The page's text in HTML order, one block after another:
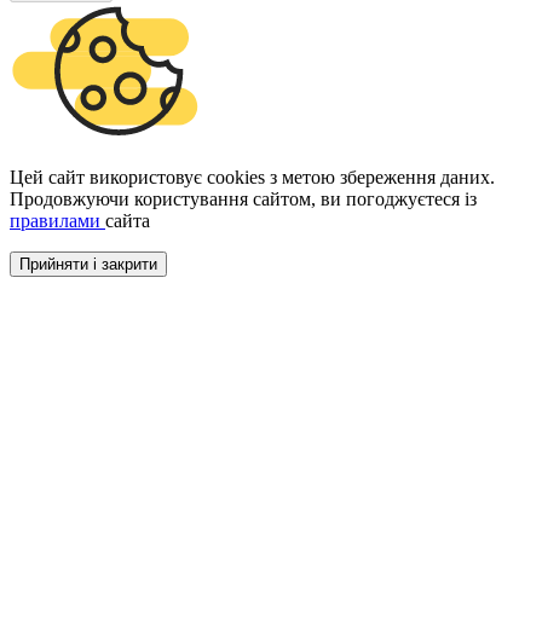
Цей сайт використовує cookies з метою збереження даних.
Продовжуючи користування сайтом, ви погоджуєтеся із
правилами сайта
Прийняти і закрити